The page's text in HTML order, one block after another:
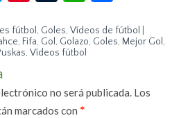
fútbol, Goles,Vídeos de fútbol
, Fifa, Gol, Golazo, Goles, Mejor Gol,
,Vídeos fútbol
no será publicada. Los
marcados con*